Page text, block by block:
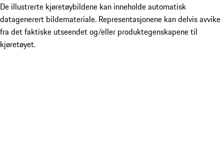
De illustrerte kjøretøybildene kan inneholde automatisk
datagenerert bildemateriale. Representasjonene kan delvis avvike
fra det faktiske utseendet og/eller produktegenskapene til
kjøretøyet.